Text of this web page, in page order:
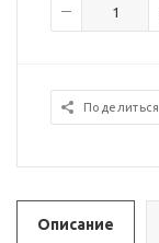
Поделиться
Описание